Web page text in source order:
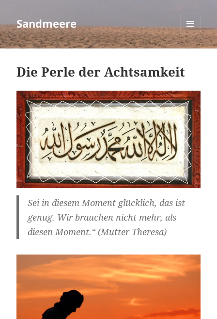
Sandmeere
MENÜ
UND
Die Perle der Achtsamkeit
Sei in diesem Moment glücklich, das ist
genug. Wir brauchen nicht mehr, als
diesen Moment.“ (Mutter Theresa)